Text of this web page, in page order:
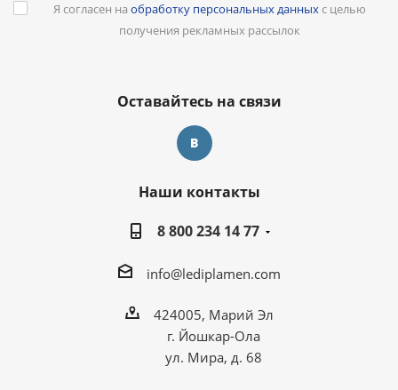
Я согласен на обработку персональных данныхс целью
получения рекламных рассылок
Оставайтесь на связи
Наши контакты
8 800 234 14 77
info@lediplamen.com
424005, Марий Эл
г. Йошкар-Ола
ул. Мира, д. 68